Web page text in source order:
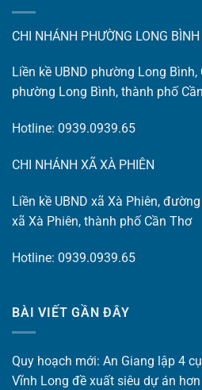
CHI NHÁNH PHƯỜNG LONG BÌNH
Liền kề UBND phường Long
phường Long Bình, thành phố
Hotline: 0939.0939.65
CHI NHÁNH XÃ XÀ PHIÊN
Liền kề UBND xã Xà Phiên,
xã Xà Phiên, thành phố Cần Thơ
Hotline: 0939.0939.65
BÀI VIẾT GẦN ĐÂY
Quy hoạch mới: An Giang lập 4
Vĩnh Long đề xuất siêu dự án